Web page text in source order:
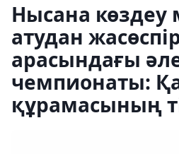
Нысана көздеу
атудан
арасындағы
чемпионаты:
құрамасының